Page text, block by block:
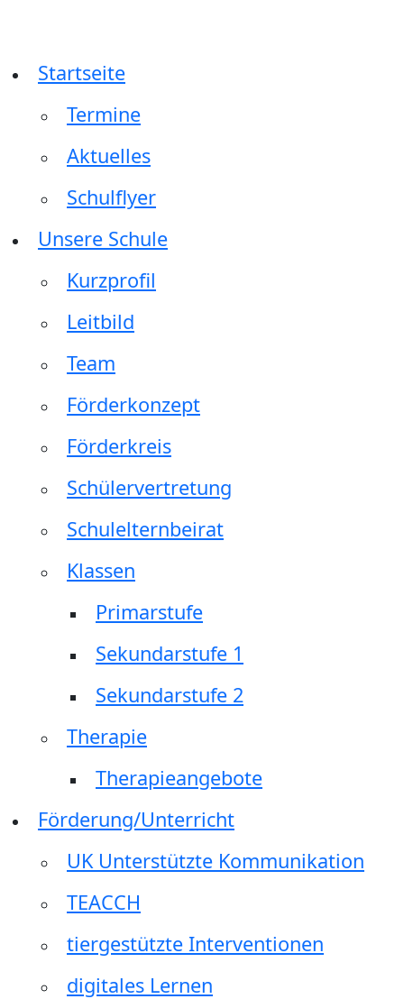
Startseite
Termine
Aktuelles
Schulflyer
Unsere Schule
Kurzprofil
Leitbild
Team
Förderkonzept
Förderkreis
Schülervertretung
Schulelternbeirat
Klassen
Primarstufe
Sekundarstufe 1
Sekundarstufe 2
Therapie
Therapieangebote
Förderung/Unterricht
UK Unterstützte Kommunikation
TEACCH
tiergestützte Interventionen
digitales Lernen